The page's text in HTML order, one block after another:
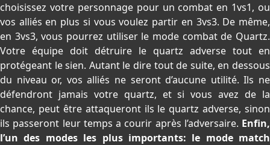
choisissez votre personnage pour un combat en 1vs1, ou
vos alliés en plus si vous voulez partir en 3vs3. De même,
en 3vs3, vous pourrez utiliser le mode combat de Quartz.
Votre équipe doit détruire le quartz adverse tout en
protégeant le sien. Autant le dire tout de suite, en dessous
du niveau or, vos alliés ne seront d’aucune utilité. Ils ne
défendront jamais votre quartz, et si vous avez de la
chance, peut être attaqueront ils le quartz adverse, sinon
ils passeront leur temps a courir après l’adversaire. Enfin,
l’un des modes les plus importants: le mode match